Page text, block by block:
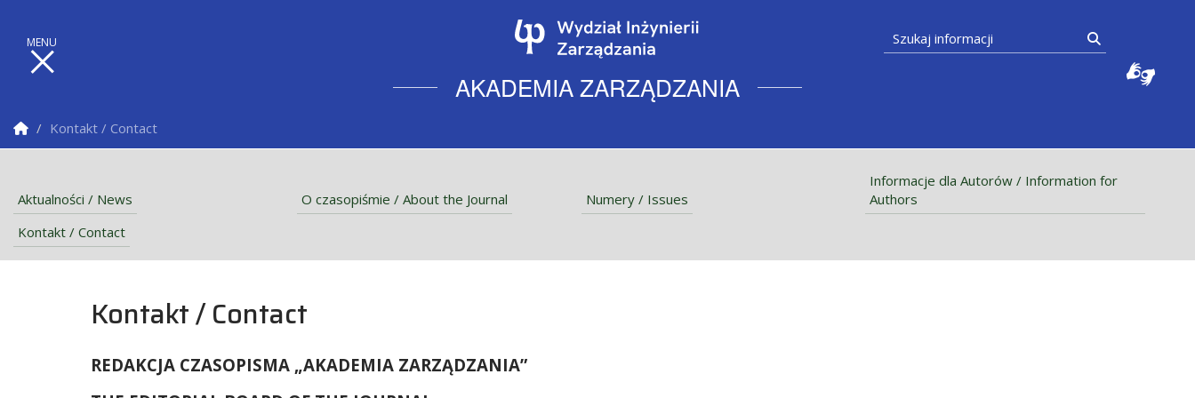
AKADEMIA ZARZĄDZANIA
Szukaj informacji
Strona Główna
Kontakt / Contact
Aktualności / News O czasopiśmie / About the Journal Numery / Issues
Informacje dla Autorów / Information for
Authors
Kontakt / Contact
Kontakt / Contact
REDAKCJA CZASOPISMA „AKADEMIA ZARZĄDZANIA”